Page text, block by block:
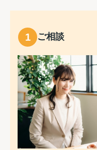
1 ご相談